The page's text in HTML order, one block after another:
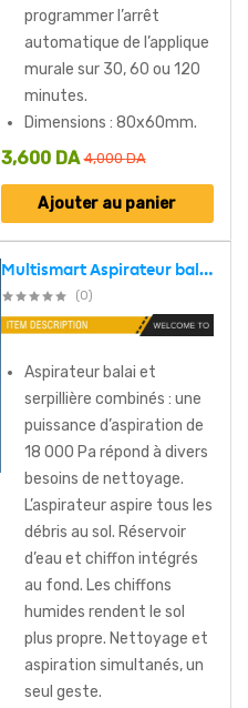
programmer l’arrêt
automatique de l’applique
murale sur 30, 60 ou 120
minutes.
Dimensions : 80x60mm.
4,000DA
3,600 DA
Ajouter au panier
Multismart Aspirateur balai système de nettoyage humide et sec 12en1 avec réservoir d’eau et de poussière – مكنسة كهربائية منزلية
(0)
Aspirateur balai et
serpillière combinés : une
puissance d’aspiration de
18 000 Pa répond à divers
besoins de nettoyage.
L’aspirateur aspire tous les
débris au sol. Réservoir
d’eau et chiffon intégrés
au fond. Les chiffons
humides rendent le sol
plus propre. Nettoyage et
aspiration simultanés, un
seul geste.